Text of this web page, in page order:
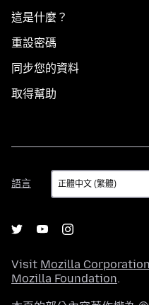
這是什麼？
重設密碼
同步您的資料
取得幫助
語言
語
言
Visit Mozilla
Mozilla Foundation.